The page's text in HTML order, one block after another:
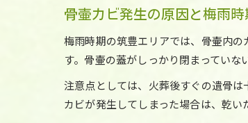
骨壷カビ発生の原因と梅雨時
梅雨時期の筑豊エリアでは、骨壷内
す。骨壷の蓋がしっかり閉まっていな
注意点としては、火葬後すぐの遺骨
カビが発生してしまった場合は、乾